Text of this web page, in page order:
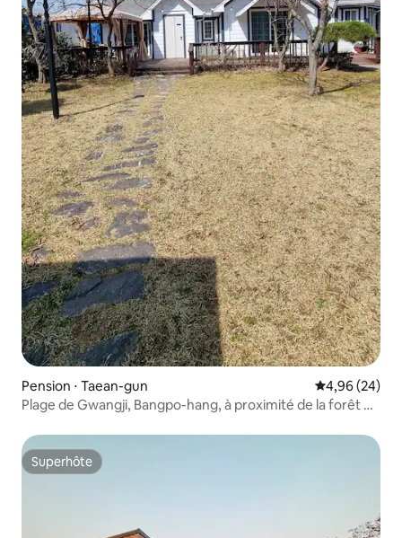
Pension ⋅ Taean-gun Évaluation
4,96 (24)
Plage de Gwangji, Bangpo-hang, à proximité de la forêt de
n° 104
Superhôte
Superhôte